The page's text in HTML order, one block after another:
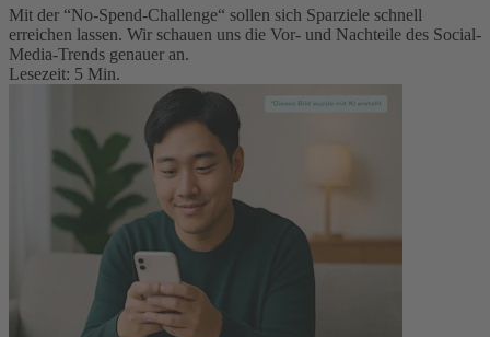
Mit der “No-Spend-Challenge“ sollen sich Sparziele schnell
erreichen lassen. Wir schauen uns die Vor- und Nachteile des Social-
Media-Trends genauer an.
Lesezeit: 5 Min.